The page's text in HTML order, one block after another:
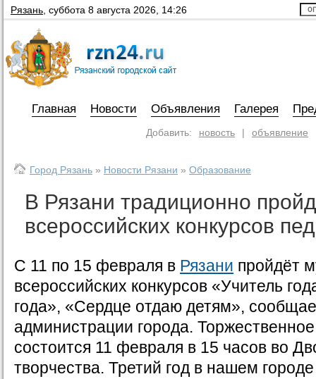
Рязань суббота 8 августа 2026, 14:26
Главная Новости Объявления Галерея
Добавить: новость | объявление
Город Рязань » Новости Рязани » Образование
В Рязани традиционно
всероссийских конкурсов
С 11 по 15 февраля в Рязани пройдёт
всероссийских конкурсов «Учитель
года», «Сердце отдаю детям»,
администрации города.
состоится 11 февраля в 15 часов во
творчества. Третий год в нашем